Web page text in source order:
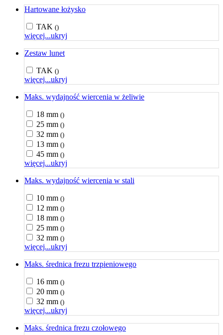
Hartowane łożysko
TAK ()
więcej...ukryj
Zestaw lunet
TAK ()
więcej...ukryj
Maks. wydajność wiercenia w żeliwie
18 mm ()
25 mm ()
32 mm ()
13 mm ()
45 mm ()
więcej...ukryj
Maks. wydajność wiercenia w stali
10 mm ()
12 mm ()
18 mm ()
25 mm ()
32 mm ()
więcej...ukryj
Maks. średnica frezu trzpieniowego
16 mm ()
20 mm ()
32 mm ()
więcej...ukryj
Maks. średnica frezu czołowego